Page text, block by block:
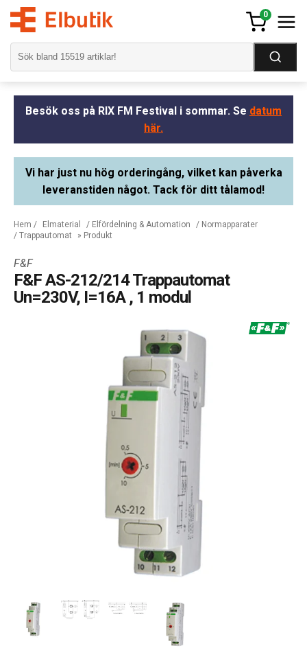
0
Besök oss på RIX FM Festival i sommar. Se datum
här.
Vi har just nu hög orderingång, vilket kan påverka
leveranstiden något. Tack för ditt tålamod!
Hem / Elmaterial / Elfördelning & Automation / Normapparater
/ Trappautomat » Produkt
F&F
F&F AS-212/214 Trappautomat
Un=230V, I=16A , 1 modul